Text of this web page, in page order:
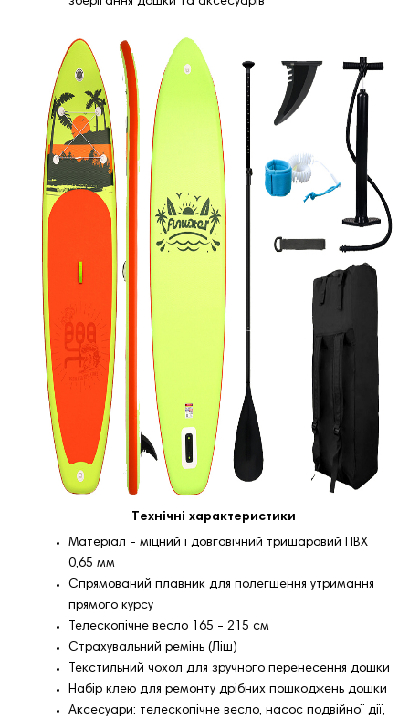
Технічні характеристики
Матеріал - міцний і довговічний тришаровий ПВХ
0,65 мм
Спрямований плавник для полегшення утримання
прямого курсу
Телескопічне весло 165 - 215 см
Страхувальний ремінь (Ліш)
Текстильний чохол для зручного перенесення дошки
Набір клею для ремонту дрібних пошкоджень дошки
Аксесуари: телескопічне весло, насос подвійної дії,